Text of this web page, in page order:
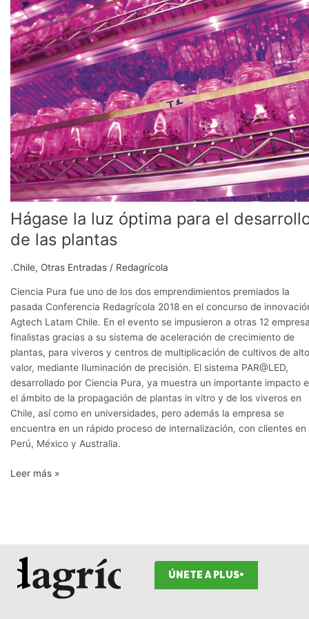
Hágase la luz óptima para el
de las plantas
.Chile, Otras Entradas / Redagrícola
Ciencia Pura fue uno de los dos emprendimientos premiados la
pasada Conferencia Redagrícola 2018 en el concurso de
Agtech Latam Chile. En el evento se impusieron a otras 12
finalistas gracias a su sistema de aceleración de crecimiento de
plantas, para viveros y centros de multiplicación de cultivos de alto
valor, mediante Iluminación de precisión. El sistema PAR@LED,
desarrollado por Ciencia Pura, ya muestra un importante impacto
el ámbito de la propagación de plantas in vitro y de los viveros en
Chile, así como en universidades, pero además la empresa se
encuentra en un rápido proceso de internalización, con clientes en
Perú, México y Australia.
luz
óptima
para
el
desarrollo
de
las
plantas
Leer más »
ÚNETE A PLUS+